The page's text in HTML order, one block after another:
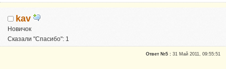
kav
Новичок
Сказали "Спасибо": 1
Ответ №5 :31 Май 2011, 09:55:51